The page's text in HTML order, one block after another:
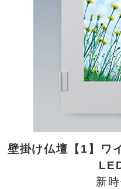
壁掛け仏壇【1】ワ
新